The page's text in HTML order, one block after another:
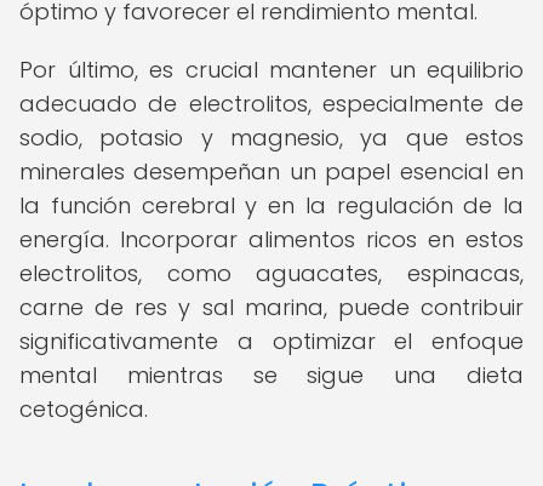
óptimo y favorecer el rendimiento mental.
Por último, es crucial mantener un equilibrio
adecuado de electrolitos, especialmente de
sodio, potasio y magnesio, ya que estos
minerales desempeñan un papel esencial en
la función cerebral y en la regulación de la
energía. Incorporar alimentos ricos en estos
electrolitos, como aguacates, espinacas,
carne de res y sal marina, puede contribuir
significativamente a optimizar el enfoque
mental mientras se sigue una dieta
cetogénica.